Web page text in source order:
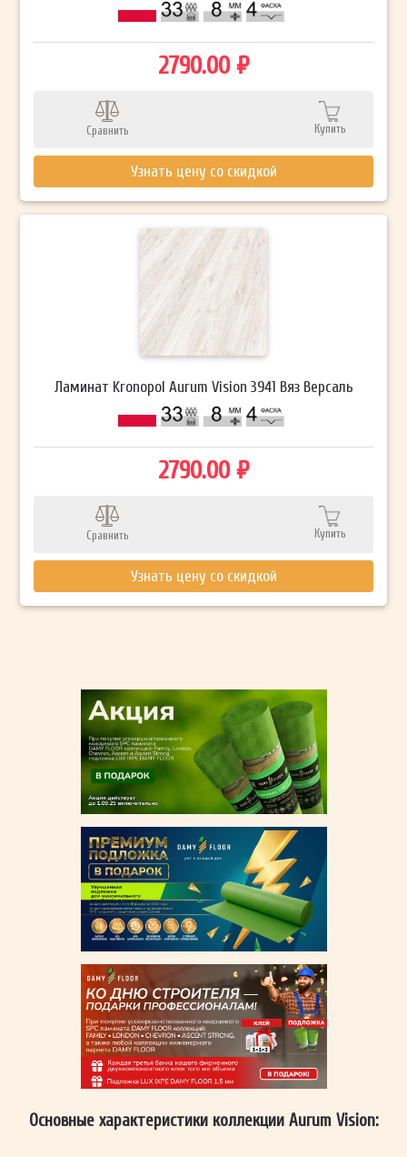
2790.00 ₽
Сравнить Купить
Узнать цену со скидкой
Ламинат Kronopol Aurum Vision 3941 Вяз Версаль
2790.00 ₽
Сравнить Купить
Узнать цену со скидкой
Основные характеристики коллекции Aurum Vision: